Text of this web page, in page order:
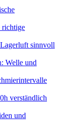
richtige
sinnvoll
Welle und
verständlich
und